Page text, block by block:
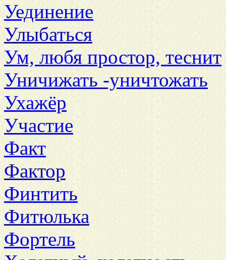
Уединение
Улыбаться
Ум, любя простор, теснит
Уничижать -уничтожать
Ухажёр
Участие
Факт
Фактор
Финтить
Фитюлька
Фортель